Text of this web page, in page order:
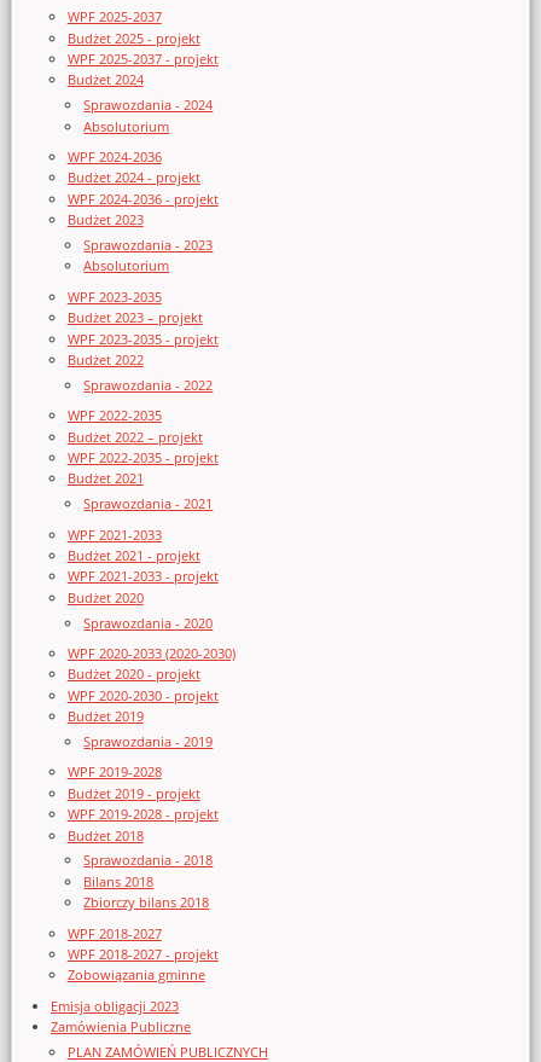
WPF 2025-2037
Budżet 2025 - projekt
WPF 2025-2037 - projekt
Budżet 2024
Sprawozdania - 2024
Absolutorium
WPF 2024-2036
Budżet 2024 - projekt
WPF 2024-2036 - projekt
Budżet 2023
Sprawozdania - 2023
Absolutorium
WPF 2023-2035
Budżet 2023 – projekt
WPF 2023-2035 - projekt
Budżet 2022
Sprawozdania - 2022
WPF 2022-2035
Budżet 2022 – projekt
WPF 2022-2035 - projekt
Budżet 2021
Sprawozdania - 2021
WPF 2021-2033
Budżet 2021 - projekt
WPF 2021-2033 - projekt
Budżet 2020
Sprawozdania - 2020
WPF 2020-2033 (2020-2030)
Budżet 2020 - projekt
WPF 2020-2030 - projekt
Budżet 2019
Sprawozdania - 2019
WPF 2019-2028
Budżet 2019 - projekt
WPF 2019-2028 - projekt
Budżet 2018
Sprawozdania - 2018
Bilans 2018
Zbiorczy bilans 2018
WPF 2018-2027
WPF 2018-2027 - projekt
Zobowiązania gminne
Emisja obligacji 2023
Zamówienia Publiczne
PLAN ZAMÓWIEŃ PUBLICZNYCH